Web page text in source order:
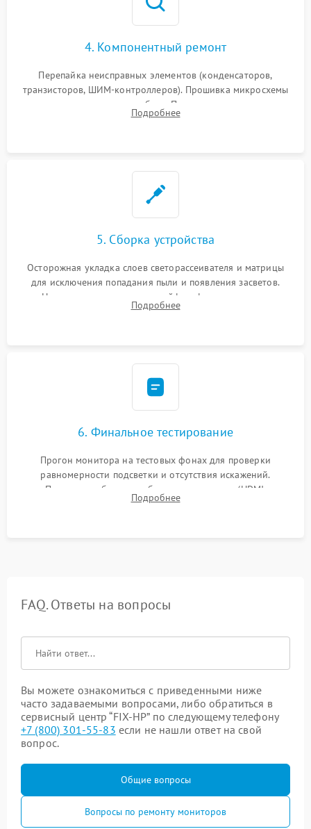
4. Компонентный ремонт
Перепайка неисправных элементов (конденсаторов,
транзисторов, ШИМ-контроллеров). Прошивка микросхемы
памяти при программных сбоях. При поломке подсветки —
разборка матрицы и замена выгоревших светодиодов.
Подробнее
5. Сборка устройства
Осторожная укладка слоев светорассеивателя и матрицы
для исключения попадания пыли и появления засветов.
Надежное подключение шлейфов, фиксация плат и
аккуратное защелкивание пластикового корпуса монитора.
Подробнее
6. Финальное тестирование
Прогон монитора на тестовых фонах для проверки
равномерности подсветки и отсутствия искажений.
Проверка работоспособности всех портов (HDMI,
DisplayPort, VGA) и кнопок управления под нагрузкой в
Подробнее
FAQ. Ответы на вопросы
Вы можете ознакомиться с приведенными ниже
часто задаваемыми вопросами, либо обратиться в
сервисный центр “FIX-HP” по следующему телефону
+7 (800) 301-55-83 если не нашли ответ на свой
вопрос.
Общие вопросы
Вопросы по ремонту мониторов